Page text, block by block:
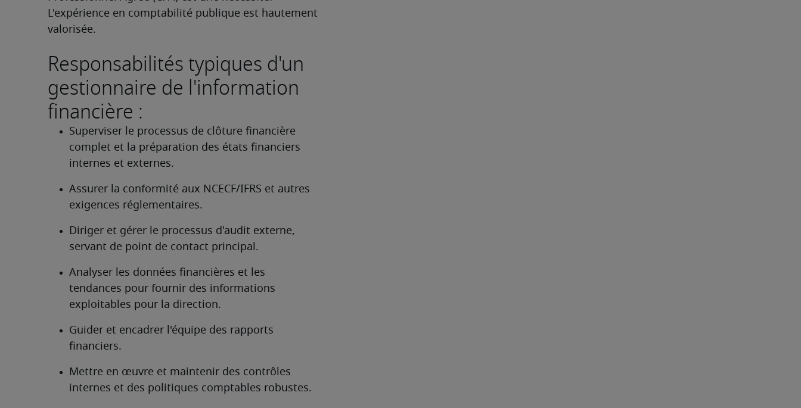
L'expérience en comptabilité publique est hautement
valorisée.
Responsabilités typiques d'un
gestionnaire de l'information
financière :
Superviser le processus de clôture financière
complet et la préparation des états financiers
internes et externes.
Assurer la conformité aux NCECF/IFRS et autres
exigences réglementaires.
Diriger et gérer le processus d'audit externe,
servant de point de contact principal.
Analyser les données financières et les
tendances pour fournir des informations
exploitables pour la direction.
Guider et encadrer l'équipe des rapports
financiers.
Mettre en œuvre et maintenir des contrôles
internes et des politiques comptables robustes.